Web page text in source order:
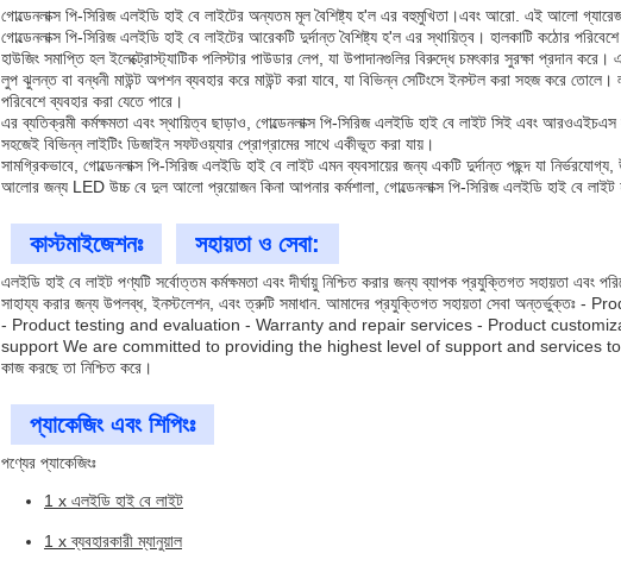
গোল্ডেনলাক্স পি-সিরিজ এলইডি হাই বে লাইটের অন্যতম মূল বৈশিষ্ট্য হ'ল এর বহুমুখিতা।এবং আরো. এই আলো
গোল্ডেনলাক্স পি-সিরিজ এলইডি হাই বে লাইটের আরেকটি দুর্দান্ত বৈশিষ্ট্য হ'ল এর স্থায়িত্ব। হালকাটি কঠোর
হাউজিং সমাপ্তি হল ইলেক্ট্রোস্ট্যাটিক পলিস্টার পাউডার লেপ, যা উপাদানগুলির বিরুদ্ধে চমৎকার সুরক্ষা প্রদান
লুপ ঝুলন্ত বা বন্ধনী মাউন্ট অপশন ব্যবহার করে মাউন্ট করা যাবে, যা বিভিন্ন সেটিংসে ইনস্টল করা সহজ করে
পরিবেশে ব্যবহার করা যেতে পারে।
এর ব্যতিক্রমী কর্মক্ষমতা এবং স্থায়িত্ব ছাড়াও, গোল্ডেনলাক্স পি-সিরিজ এলইডি হাই বে লাইট সিই এবং
সহজেই বিভিন্ন লাইটিং ডিজাইন সফটওয়্যার প্রোগ্রামের সাথে একীভূত করা যায়।
সামগ্রিকভাবে, গোল্ডেনলাক্স পি-সিরিজ এলইডি হাই বে লাইট এমন ব্যবসায়ের জন্য একটি দুর্দান্ত পছন্দ যা
আলোর জন্য LED উচ্চ বে দুল আলো প্রয়োজন কিনা আপনার কর্মশালা, গোল্ডেনলাক্স পি-সিরিজ এলইডি হাই বে লাইট
কাস্টমাইজেশনঃ সহায়তা ও সেবা:
এলইডি হাই বে লাইট পণ্যটি সর্বোত্তম কর্মক্ষমতা এবং দীর্ঘায়ু নিশ্চিত করার জন্য ব্যাপক প্রযুক্তিগত সহায়তা
সাহায্য করার জন্য উপলব্ধ, ইনস্টলেশন, এবং ত্রুটি সমাধান. আমাদের প্রযুক্তিগত সহায়তা সেবা
- Product testing and evaluation - Warranty and repair services - Product
support We are committed to providing the highest level of support and services to our
কাজ করছে তা নিশ্চিত করে।
প্যাকেজিং এবং শিপিংঃ
পণ্যের প্যাকেজিংঃ
1 x এলইডি হাই বে লাইট
1 x ব্যবহারকারী ম্যানুয়াল